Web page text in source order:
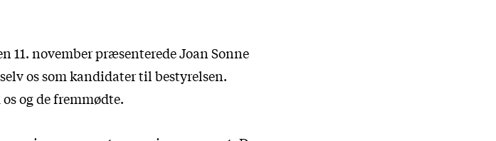
11. november præsenterede Joan Sonne
os som kandidater til bestyrelsen.
og de fremmødte.